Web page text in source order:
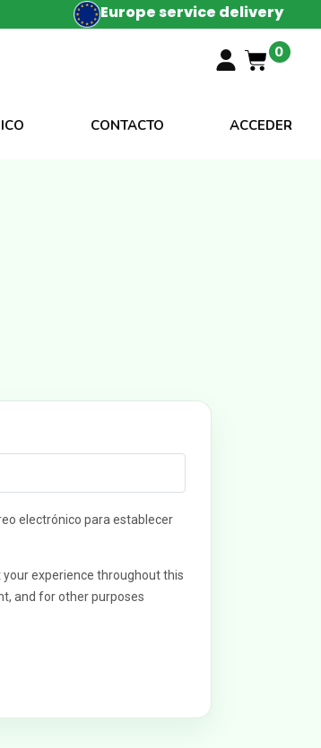
Europe service delivery
0
CONTACTO ACCEDER
electrónico para establecer
experience throughout this
and for other purposes